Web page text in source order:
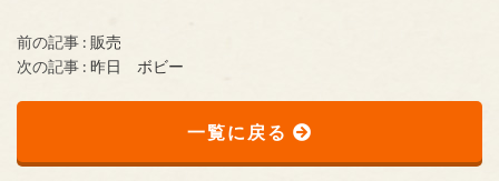
前の記事 : 販売
次の記事 : 昨日 ボビー
一覧に戻る